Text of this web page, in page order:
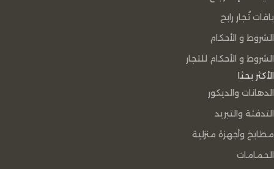
باقات تُجار رابح
الشروط و الأحكام
الشروط و الأحكام للتجار
الأكثر بحثا
الدهانات والديكور
التدفئة والتبريد
مطابخ وأجهزة منزلية
الحمامات